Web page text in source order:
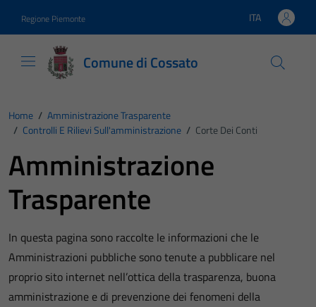
Regione Piemonte Lingua attiva:
ITA
Comune di Cossato
Home / Amministrazione Trasparente
/ Controlli E Rilievi Sull'amministrazione / Corte Dei Conti
Amministrazione
Trasparente
In questa pagina sono raccolte le informazioni che le
Amministrazioni pubbliche sono tenute a pubblicare nel
proprio sito internet nell’ottica della trasparenza, buona
amministrazione e di prevenzione dei fenomeni della